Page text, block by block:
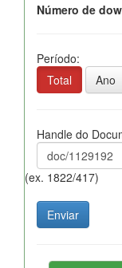
Número de
Período:
Total
Ano
Handle do
(ex. 1822/417)